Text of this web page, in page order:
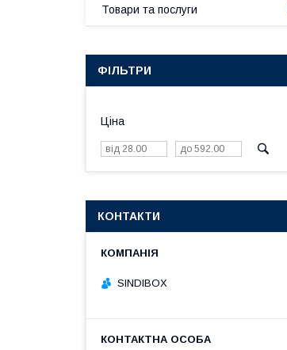
Товари та послуги
ФІЛЬТРИ
Ціна
КОНТАКТИ
SINDIBOX